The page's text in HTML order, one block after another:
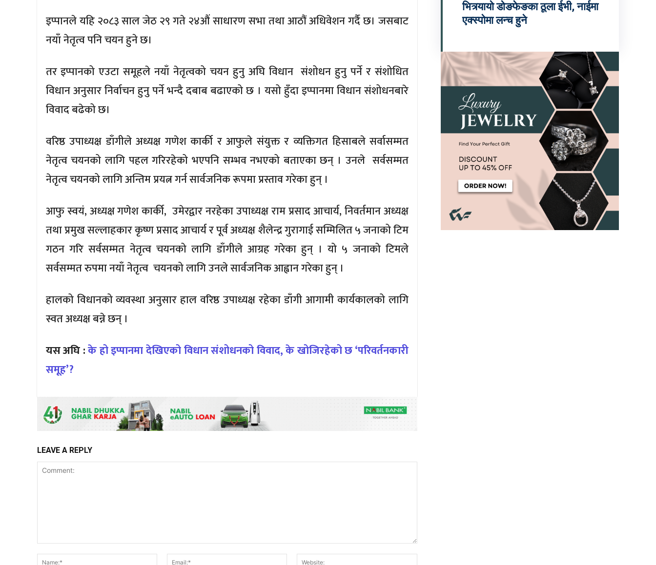
इप्पानले यहि २०८३ साल जेठ २९ गते २४औं साधारण सभा तथा आठौं अधिवेशन गर्दै छ। जसबाट
नयाँ नेतृत्व पनि चयन हुने छ।
तर इप्पानको एउटा समूहले नयाँ नेतृत्वको चयन हुनु अघि विधान संशोधन हुनु पर्ने र संशोधित
विधान अनुसार निर्वाचन हुनु पर्ने भन्दै दबाब बढाएको छ । यसो हुँदा इप्पानमा विधान संशोधनबारे
विवाद बढेको छ।
वरिष्ठ उपाध्यक्ष डाँगीले अध्यक्ष गणेश कार्की र आफुले संयुक्त र व्यक्तिगत हिसाबले सर्वासम्मत
नेतृत्व चयनको लागि पहल गरिरहेको भएपनि सम्भव नभएको बताएका छन् । उनले सर्वसम्मत
नेतृत्व चयनको लागि अन्तिम प्रयत्न गर्न सार्वजनिक रूपमा प्रस्ताव गरेका हुन् ।
आफु स्वयं, अध्यक्ष गणेश कार्की, उमेरद्वार नरहेका उपाध्यक्ष राम प्रसाद आचार्य, निवर्तमान अध्यक्ष
तथा प्रमुख सल्लाहकार कृष्ण प्रसाद आचार्य र पूर्व अध्यक्ष शैलेन्द्र गुरागाई सम्मिलित ५ जनाको टिम
गठन गरि सर्वसम्मत नेतृत्व चयनको लागि डाँगीले आग्रह गरेका हुन् । यो ५ जनाको टिमले
सर्वसम्मत रुपमा नयाँ नेतृत्व चयनको लागि उनले सार्वजनिक आह्वान गरेका हुन् ।
हालको विधानको व्यवस्था अनुसार हाल वरिष्ठ उपाध्यक्ष रहेका डाँगी आगामी कार्यकालको लागि
स्वत अध्यक्ष बन्ने छन् ।
यस अघि :के हो इप्पानमा देखिएको विधान संशोधनको विवाद, के खोजिरहेको छ ‘परिवर्तनकारी
समूह’?
LEAVE A REPLY
Name:*
Email:*
भित्र्यायो डोङफेङका ठूला ईभी, नाईमा
एक्स्पोमा लन्च हुने